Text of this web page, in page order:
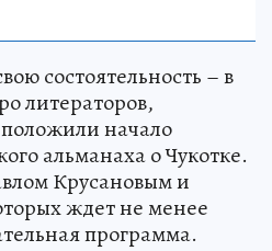
состоятельность – в
литераторов,
начало
альманаха о Чукотке.
Крусановым и
ждет не менее
программа.